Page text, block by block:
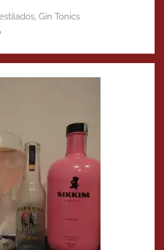
, Gin Tonics